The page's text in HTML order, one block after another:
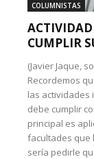
COLUMNISTAS
CUMPLIR
(Javier Jaque,
Recordemos
las actividades
debe cumplir
principal es
facultades que
sería pedirle